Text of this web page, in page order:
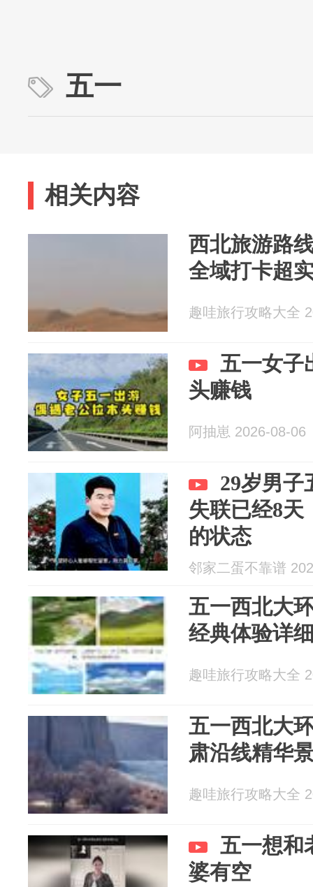
五一
相关内容
西北旅游路
全域打卡超
趣哇旅行攻略大全
五一女子
头赚钱
阿抽崽 2026-08-06
29岁男子
失联已经8天
的状态
邻家二蛋不靠谱
五一西北大
经典体验详
趣哇旅行攻略大全
五一西北大
肃沿线精华
趣哇旅行攻略大全
五一想和
婆有空